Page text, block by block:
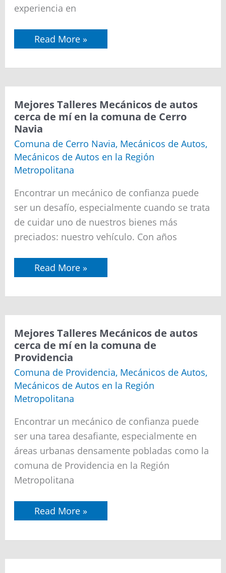
experiencia en
Read More »
Mejores Talleres Mecánicos de autos
cerca de mí en la comuna de Cerro
Navia
Comuna de Cerro Navia, Mecánicos de Autos,
Mecánicos de Autos en la Región
Metropolitana
Encontrar un mecánico de confianza puede
ser un desafío, especialmente cuando se trata
de cuidar uno de nuestros bienes más
preciados: nuestro vehículo. Con años
Mejores
Talleres
Mecánicos
de
autos
cerca
de
mí
en
comuna
de
Cerro
Navia
Read More »
Mejores Talleres Mecánicos de autos
cerca de mí en la comuna de
Providencia
Comuna de Providencia, Mecánicos de Autos,
Mecánicos de Autos en la Región
Metropolitana
Encontrar un mecánico de confianza puede
ser una tarea desafiante, especialmente en
áreas urbanas densamente pobladas como la
comuna de Providencia en la Región
Metropolitana
Mejores
Talleres
Mecánicos
de
autos
cerca
de
mí
en
comuna
de
Providencia
Read More »